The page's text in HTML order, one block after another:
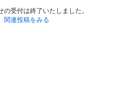
の受付は終了いたしました。
関連投稿をみる